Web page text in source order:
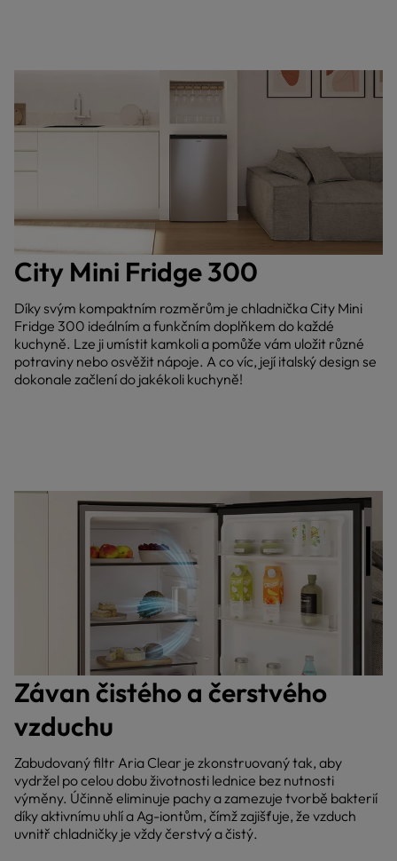
City Mini Fridge 300
Díky svým kompaktním rozměrům je chladnička City Mini
Fridge 300 ideálním a funkčním doplňkem do každé
kuchyně. Lze ji umístit kamkoli a pomůže vám uložit různé
potraviny nebo osvěžit nápoje. A co víc, její italský design se
dokonale začlení do jakékoli kuchyně!
Závan čistého a čerstvého
vzduchu
Zabudovaný filtr Aria Clear je zkonstruovaný tak, aby
vydržel po celou dobu životnosti lednice bez nutnosti
výměny. Účinně eliminuje pachy a zamezuje tvorbě bakterií
díky aktivnímu uhlí a Ag-iontům, čímž zajišťuje, že vzduch
uvnitř chladničky je vždy čerstvý a čistý.